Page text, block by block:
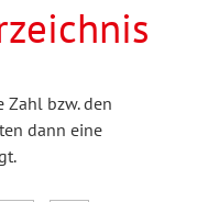
bzw. den
dann eine